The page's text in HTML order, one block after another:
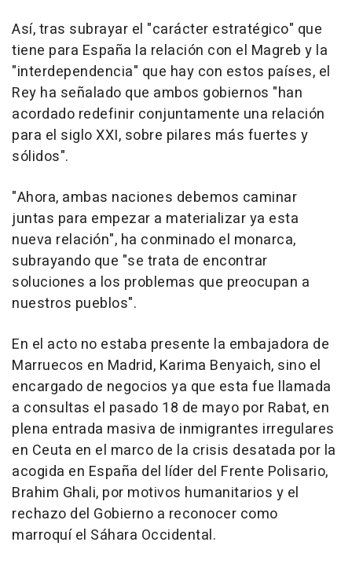
Así, tras subrayar el "carácter estratégico" que
tiene para España la relación con el Magreb y la
"interdependencia" que hay con estos países, el
Rey ha señalado que ambos gobiernos "han
acordado redefinir conjuntamente una relación
para el siglo XXI, sobre pilares más fuertes y
sólidos".
"Ahora, ambas naciones debemos caminar
juntas para empezar a materializar ya esta
nueva relación", ha conminado el monarca,
subrayando que "se trata de encontrar
soluciones a los problemas que preocupan a
nuestros pueblos".
En el acto no estaba presente la embajadora de
Marruecos en Madrid, Karima Benyaich, sino el
encargado de negocios ya que esta fue llamada
a consultas el pasado 18 de mayo por Rabat, en
plena entrada masiva de inmigrantes irregulares
en Ceuta en el marco de la crisis desatada por la
acogida en España del líder del Frente Polisario,
Brahim Ghali, por motivos humanitarios y el
rechazo del Gobierno a reconocer como
marroquí el Sáhara Occidental.